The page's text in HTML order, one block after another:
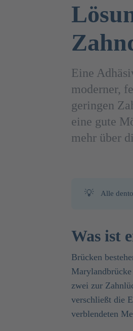
Eine
moderner,
geringen
eine gute
mehr über
💡 Alle
Was ist
Brücken
zwei zur
verschließt die
verblendeten